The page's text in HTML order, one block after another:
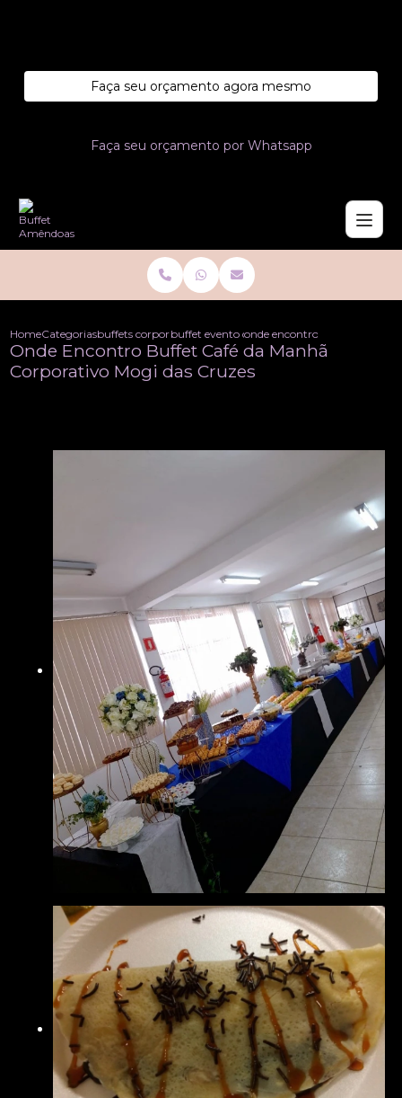
Faça seu orçamento agora mesmo
Faça seu orçamento por Whatsapp
HomeCategoriasbuffets corporativobuffet evento corporativoonde encontro buffet cafe da
Onde Encontro Buffet Café da Manhã
Corporativo Mogi das Cruzes